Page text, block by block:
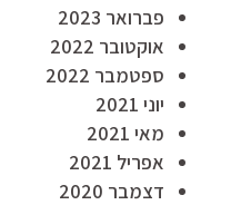
פברואר 2023
אוקטובר 2022
ספטמבר 2022
יוני 2021
מאי 2021
אפריל 2021
דצמבר 2020